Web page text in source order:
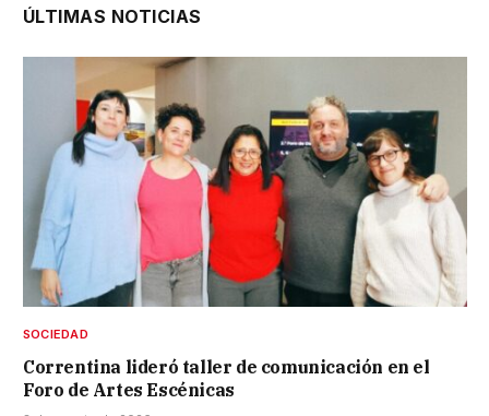
ÚLTIMAS NOTICIAS
SOCIEDAD
Correntina lideró taller de comunicación en el
Foro de Artes Escénicas